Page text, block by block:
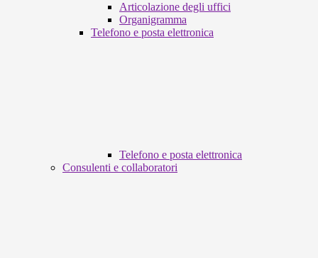
Articolazione degli uffici
Organigramma
Telefono e posta elettronica
Telefono e posta elettronica
Consulenti e collaboratori